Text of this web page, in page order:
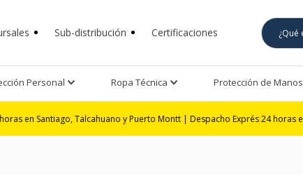
Sub-distribución Certificaciones
Personal Ropa Técnica Protección de Manos
Talcahuano y Puerto Montt | Despacho Exprés 24 horas en Santiago